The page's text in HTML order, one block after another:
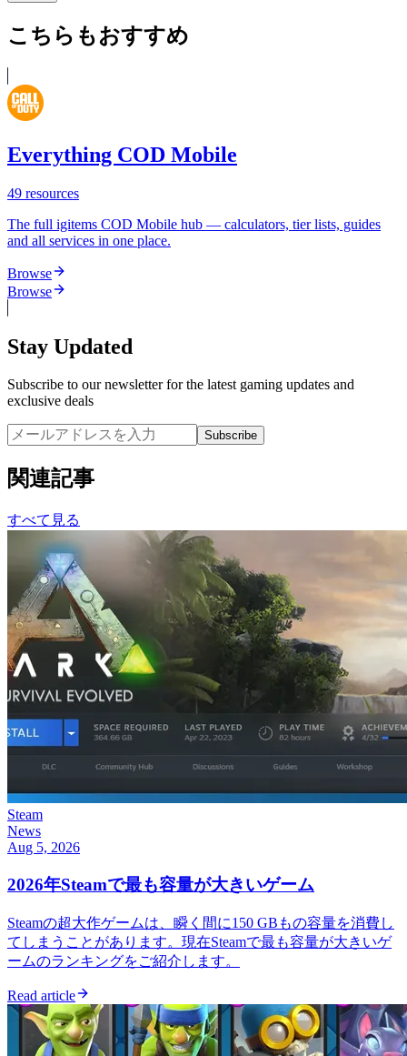
こちらもおすすめ
Everything COD Mobile
49 resources
The full igitems COD Mobile hub — calculators, tier lists, guides
and all services in one place.
Browse
Browse
Stay Updated
Subscribe to our newsletter for the latest gaming updates and
exclusive deals
Subscribe
関連記事
すべて見る
Steam
News
Aug 5, 2026
2026年Steamで最も容量が大きいゲーム
Steamの超大作ゲームは、瞬く間に150 GBもの容量を消費し
てしまうことがあります。現在Steamで最も容量が大きいゲ
ームのランキングをご紹介します。
Read article